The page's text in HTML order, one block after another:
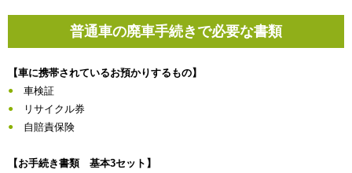
普通車の廃車手続きで必要な書類
【車に携帯されているお預かりするもの】
車検証
リサイクル券
自賠責保険
【お手続き書類 基本3セット】